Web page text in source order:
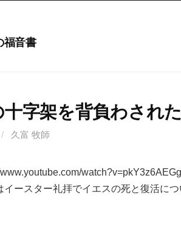
福音書
字架を背負わされ
/ 久富 牧師
イースター礼拝でイエスの死と復活に